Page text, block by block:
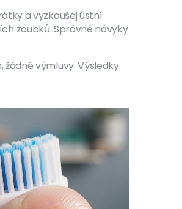
a vyzkoušej ústní
zoubků. Správné návyky
výmluvy. Výsledky